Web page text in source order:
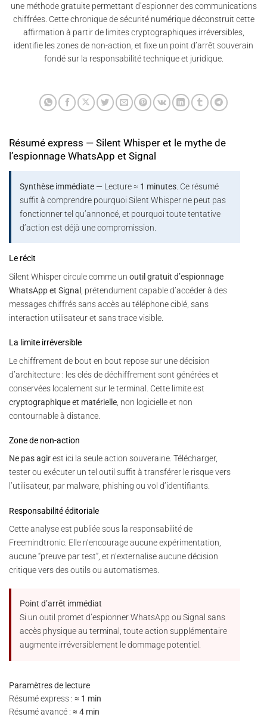
une méthode gratuite permettant d’espionner des communications
chiffrées. Cette chronique de sécurité numérique déconstruit cette
affirmation à partir de limites cryptographiques irréversibles,
identifie les zones de non-action, et fixe un point d’arrêt souverain
fondé sur la responsabilité technique et juridique.
Résumé express — Silent Whisper et le mythe de
l’espionnage WhatsApp et Signal
Synthèse immédiate — Lecture ≈ 1 minutes. Ce résumé
suffit à comprendre pourquoi Silent Whisper ne peut pas
fonctionner tel qu’annoncé, et pourquoi toute tentative
d’action est déjà une compromission.
Le récit
Silent Whisper circule comme un outil gratuit d’espionnage
WhatsApp et Signal , prétendument capable d’accéder à des
messages chiffrés sans accès au téléphone ciblé, sans
interaction utilisateur et sans trace visible.
La limite irréversible
Le chiffrement de bout en bout repose sur une décision
d’architecture : les clés de déchiffrement sont générées et
conservées localement sur le terminal. Cette limite est
cryptographique et matérielle, non logicielle et non
contournable à distance.
Zone de non-action
Ne pas agirest ici la seule action souveraine. Télécharger,
tester ou exécuter un tel outil suffit à transférer le risque vers
l’utilisateur, par malware, phishing ou vol d’identifiants.
Responsabilité éditoriale
Cette analyse est publiée sous la responsabilité de
Freemindtronic. Elle n’encourage aucune expérimentation,
aucune “preuve par test”, et n’externalise aucune décision
critique vers des outils ou automatismes.
Point d’arrêt immédiat
Si un outil promet d’espionner WhatsApp ou Signal sans
accès physique au terminal, toute action supplémentaire
augmente irréversiblement le dommage potentiel.
Paramètres de lecture
Résumé express : ≈ 1 min
Résumé avancé : ≈ 4 min